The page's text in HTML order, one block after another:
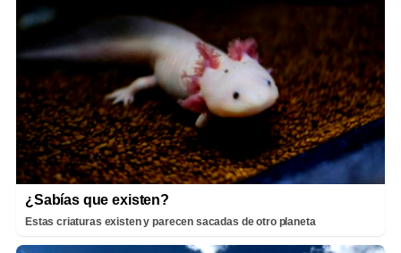
¿Sabías que existen?
Estas criaturas existen y parecen sacadas de otro planeta